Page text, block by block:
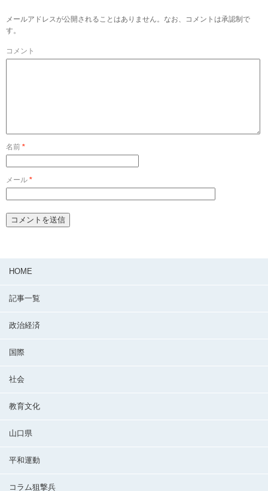
メールアドレスが公開されることはありません。なお、コメントは承認制で
す。
コメント
名前 *
メール *
HOME
記事一覧
政治経済
国際
社会
教育文化
山口県
平和運動
コラム狙撃兵